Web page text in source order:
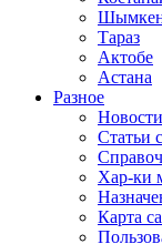
Тараз
Актобе
Астана
Разное
Новости
Статьи
Хар-ки
Карта